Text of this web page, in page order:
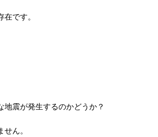
です。
震が発生するのかどうか？
ん。